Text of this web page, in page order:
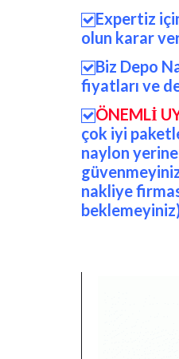
Expertiz
olun karar
Biz Depo
fiyatları ve
ÖNEMLİ
çok iyi
naylon
nakliye